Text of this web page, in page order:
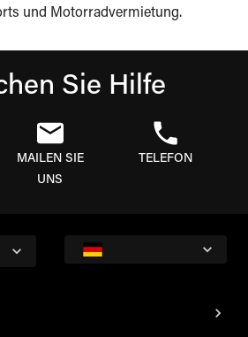
und Motorradvermietung.
Sie Hilfe
MAILEN SIE
UNS
TELEFON